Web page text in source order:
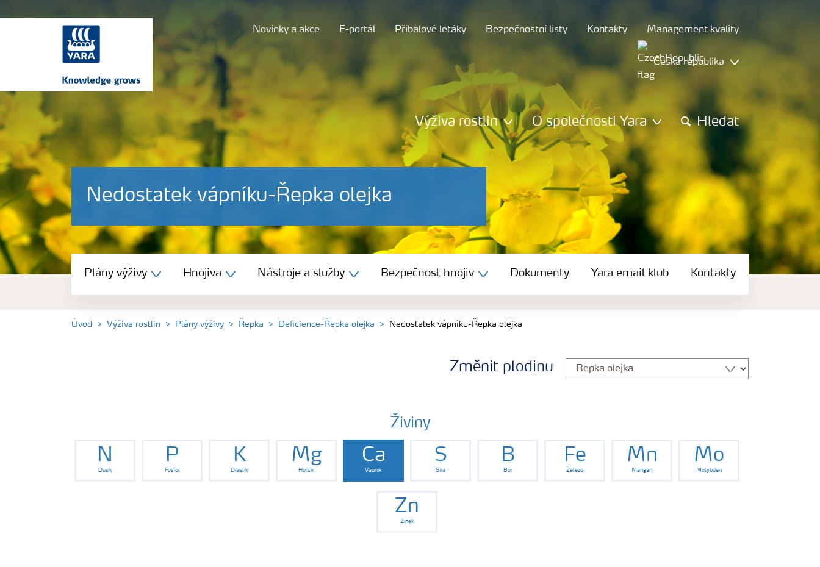
Novinky a akce E-portál Příbalové letáky Bezpečnostní listy Kontakty Management kvality
Česká republika
Výživa rostlin O společnosti Yara Hledat
Nedostatek vápníku-Řepka olejka
Plány výživy
Nástroje a služby
Plány výživy Hnojiva Nástroje a služby Bezpečnost hnojiv Dokumenty Yara email klub Kontakty
Úvod Výživa rostlin Plány výživy Řepka Deficience-Řepka olejka Nedostatek vápníku-Řepka olejka
Změnit plodinu
Živiny
N
Dusík
P
Fosfor
K
Draslík
Mg
Hořčík
Ca
Vápník
S
Síra
B
Bór
Fe
Železo
Mn
Mangan
Mo
Molybden
Zn
Zinek